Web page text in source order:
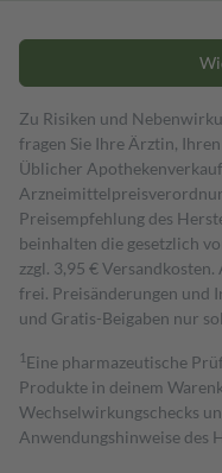
Zu Risiken und
fragen Sie Ihre Ärztin,
Üblicher
Preisempfehlung des
beinhalten die gesetzlich
zzgl. 3,95 €
frei. Preisänderungen und
und Gratis-Beigaben nur
1 Eine pharmazeutische
Produkte in deinem
Wechselwirkungschecks
Anwendungshinweise des